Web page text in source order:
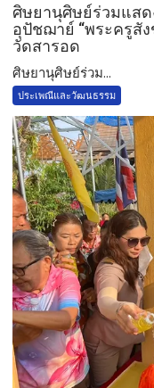
ศิษยานุศิษย์ร่วมแส
อุปัชฌาย์ “พระครูสัง
วัดสารอด
ศิษยานุศิษย์ร่วม...
ประเพณีและวัฒนธรรม